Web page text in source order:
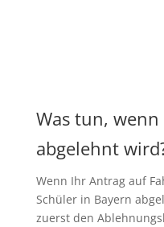
Was tun,
abgelehnt
Wenn Ihr Antrag auf
Schüler in Bayern
zuerst den